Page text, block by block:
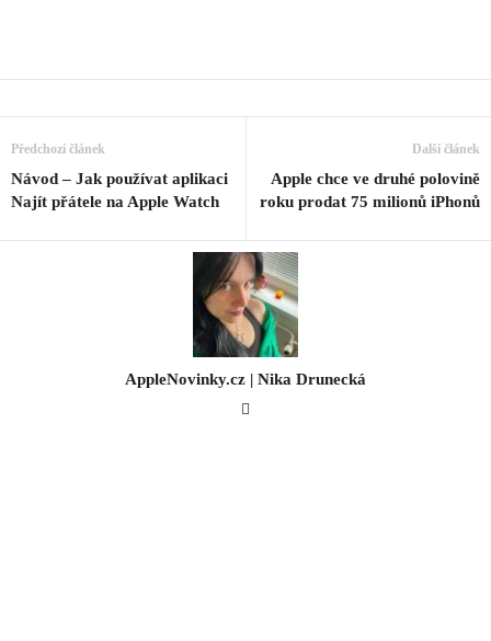
Předchozí článek
Návod – Jak používat aplikaci
Najít přátele na Apple Watch
Další článek
Apple chce ve druhé polovině
roku prodat 75 milionů iPhonů
AppleNovinky.cz | Nika Drunecká